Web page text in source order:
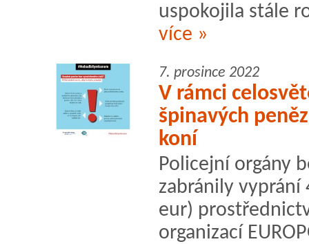
uspokojila stále
více »
7. prosince 2022
V rámci
špinavých
koní
Policejní orgány
zabránily
eur)
organizací